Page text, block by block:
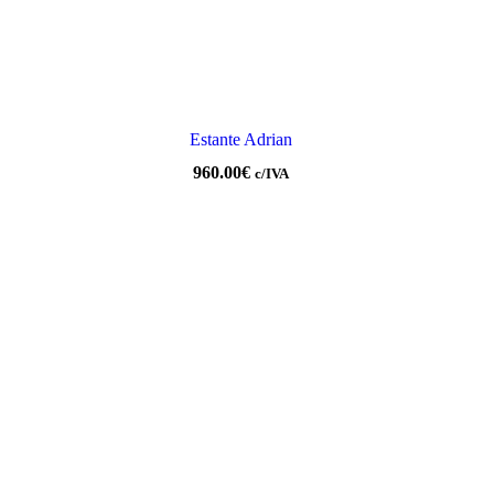
Estante Adrian
960.00€ c/IVA